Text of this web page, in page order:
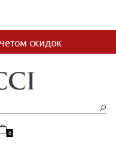
скидок
0